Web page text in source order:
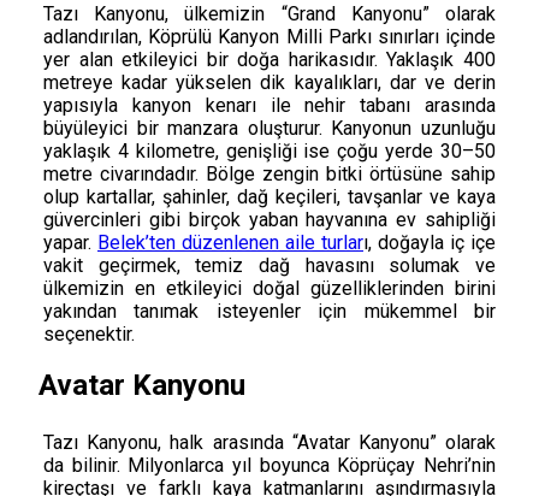
Tazı Kanyonu, ülkemizin “Grand Kanyonu” olarak
adlandırılan, Köprülü Kanyon Milli Parkı sınırları içinde
yer alan etkileyici bir doğa harikasıdır. Yaklaşık 400
metreye kadar yükselen dik kayalıkları, dar ve derin
yapısıyla kanyon kenarı ile nehir tabanı arasında
büyüleyici bir manzara oluşturur. Kanyonun uzunluğu
yaklaşık 4 kilometre, genişliği ise çoğu yerde 30–50
metre civarındadır. Bölge zengin bitki örtüsüne sahip
olup kartallar, şahinler, dağ keçileri, tavşanlar ve kaya
güvercinleri gibi birçok yaban hayvanına ev sahipliği
yapar. Belek’ten düzenlenen aile turları, doğayla iç içe
vakit geçirmek, temiz dağ havasını solumak ve
ülkemizin en etkileyici doğal güzelliklerinden birini
yakından tanımak isteyenler için mükemmel bir
seçenektir.
Avatar Kanyonu
Tazı Kanyonu, halk arasında “Avatar Kanyonu” olarak
da bilinir. Milyonlarca yıl boyunca Köprüçay Nehri’nin
kireçtaşı ve farklı kaya katmanlarını aşındırmasıyla